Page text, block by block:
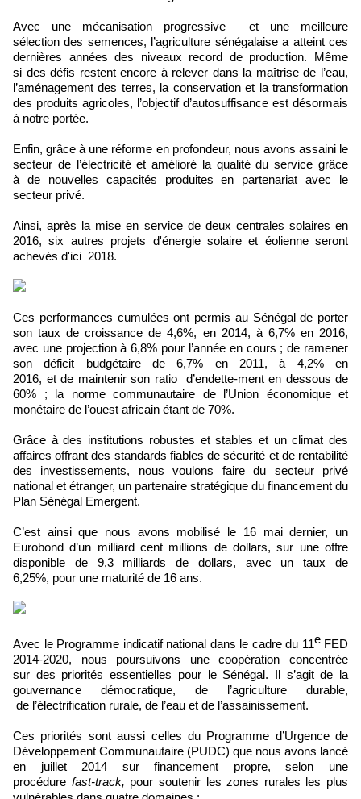
Avec une mécanisation progressive et une meilleure
sélection des semences, l’agriculture sénégalaise a atteint ces
dernières années des niveaux record de production. Même
si des défis restent encore à relever dans la maîtrise de l’eau,
l’aménagement des terres, la conservation et la transformation
des produits agricoles, l’objectif d’autosuffisance est désormais
à notre portée.
Enfin, grâce à une réforme en profondeur, nous avons assaini le
secteur de l’électricité et amélioré la qualité du service grâce
à de nouvelles capacités produites en partenariat avec le
secteur privé.
Ainsi, après la mise en service de deux centrales solaires en
2016, six autres projets d'énergie solaire et éolienne seront
achevés d'ici 2018.
Ces performances cumulées ont permis au Sénégal de porter
son taux de croissance de 4,6%, en 2014, à 6,7% en 2016,
avec une projection à 6,8% pour l’année en cours ; de ramener
son déficit budgétaire de 6,7% en 2011, à 4,2% en
2016, et de maintenir son ratio d’endette-ment en dessous de
60% ; la norme communautaire de l’Union économique et
monétaire de l’ouest africain étant de 70%.
Grâce à des institutions robustes et stables et un climat des
affaires offrant des standards fiables de sécurité et de rentabilité
des investissements, nous voulons faire du secteur privé
national et étranger, un partenaire stratégique du financement du
Plan Sénégal Emergent.
C’est ainsi que nous avons mobilisé le 16 mai dernier, un
Eurobond d’un milliard cent millions de dollars, sur une offre
disponible de 9,3 milliards de dollars, avec un taux de
6,25%, pour une maturité de 16 ans.
Avec le Programme indicatif national dans le cadre du 11eFED
2014-2020, nous poursuivons une coopération concentrée
sur des priorités essentielles pour le Sénégal. Il s’agit de la
gouvernance démocratique, de l’agriculture durable,
de l’électrification rurale, de l’eau et de l’assainissement.
Ces priorités sont aussi celles du Programme d’Urgence de
Développement Communautaire (PUDC) que nous avons lancé
en juillet 2014 sur financement propre, selon une
procédure fast-track, pour soutenir les zones rurales les plus